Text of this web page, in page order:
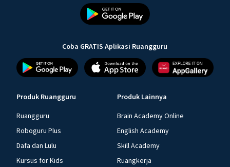
Coba GRATIS Aplikasi Ruangguru
Produk Ruangguru
Ruangguru
Roboguru Plus
Dafa dan Lulu
Kursus for Kids
Produk Lainnya
Brain Academy Online
English Academy
Skill Academy
Ruangkerja